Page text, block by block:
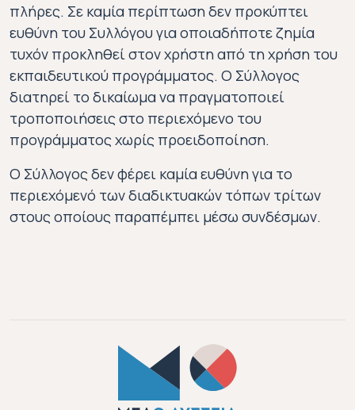
πλήρες. Σε καμία περίπτωση δεν προκύπτει
ευθύνη του Συλλόγου για οποιαδήποτε ζημία
τυχόν προκληθεί στον χρήστη από τη χρήση του
εκπαιδευτικού προγράμματος. Ο Σύλλογος
διατηρεί το δικαίωμα να πραγματοποιεί
τροποποιήσεις στο περιεχόμενο του
προγράμματος χωρίς προειδοποίηση.
Ο Σύλλογος δεν φέρει καμία ευθύνη για το
περιεχόμενό των διαδικτυακών τόπων τρίτων
στους οποίους παραπέμπει μέσω συνδέσμων.